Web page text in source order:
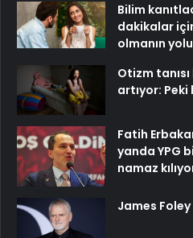
Bilim
dakikalar
olmanın
Otizm
artıyor:
Fatih
yanda YPG
namaz
James